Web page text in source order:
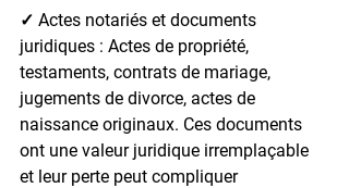
✓ Actes notariés et documents
juridiques : Actes de propriété,
testaments, contrats de mariage,
jugements de divorce, actes de
naissance originaux. Ces documents
ont une valeur juridique irremplaçable
et leur perte peut compliquer